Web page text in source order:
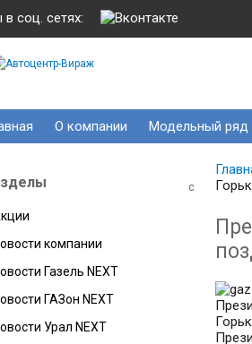
соц. сетях:
О компании Модельный ряд
компании
Газель NEXT
ГАЗон NEXT
Урал NEXT
c